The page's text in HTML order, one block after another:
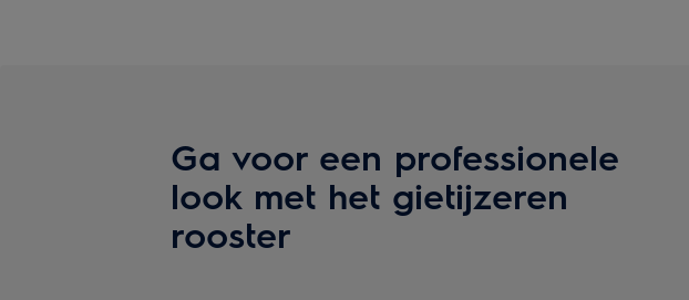
Ga voor een professionele
look met het gietijzeren
rooster